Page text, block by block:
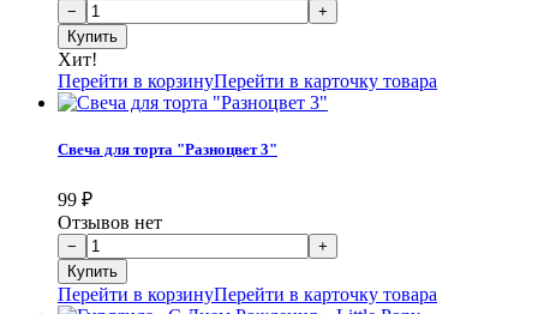
Хит!
Перейти в корзинуПерейти в карточку товара
Свеча для торта "Разноцвет 3"
99 ₽
Отзывов нет
Перейти в корзинуПерейти в карточку товара